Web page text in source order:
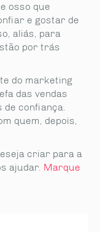
osso que
e gostar de
aliás, para
por trás
do marketing
das vendas
de confiança.
quem, depois,
criar para a
ajudar. Marque